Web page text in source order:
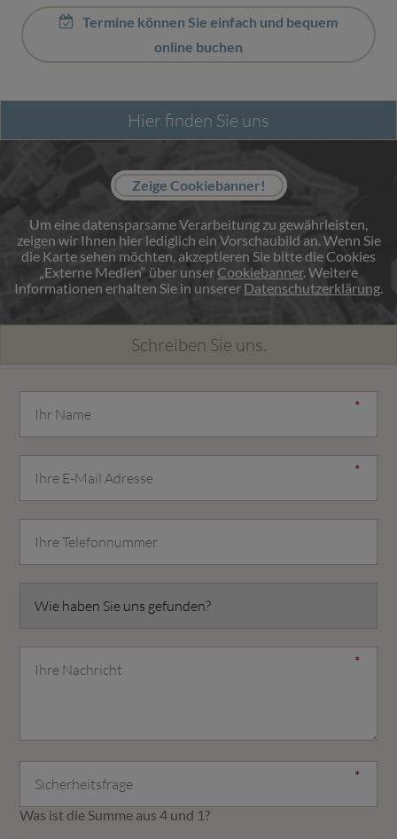
Termine können Sie einfach und bequem
online buchen
Hier finden Sie uns
Zeige Cookiebanner!
Um eine datensparsame Verarbeitung zu gewährleisten,
zeigen wir Ihnen hier lediglich ein Vorschaubild an. Wenn Sie
die Karte sehen möchten, akzeptieren Sie bitte die Cookies
„Externe Medien“ über unser Cookiebanner. Weitere
Informationen erhalten Sie in unserer Datenschutzerklärung.
Schreiben Sie uns.
Was ist die Summe aus 4 und 1?